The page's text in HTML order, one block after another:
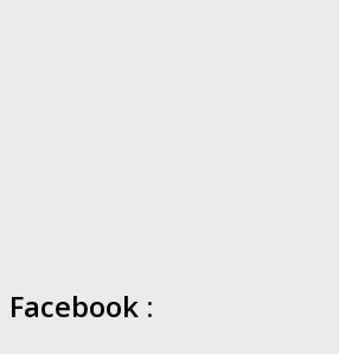
Facebook :